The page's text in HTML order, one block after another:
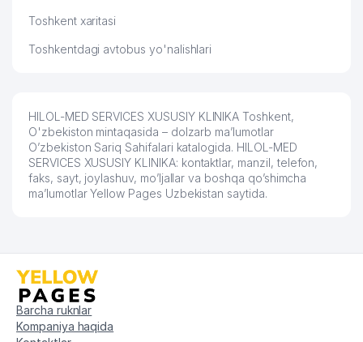
Toshkent xaritasi
Toshkentdagi avtobus yo'nalishlari
HILOL-MED SERVICES XUSUSIY KLINIKA Toshkent,
O'zbekiston mintaqasida – dolzarb ma’lumotlar
O’zbekiston Sariq Sahifalari katalogida. HILOL-MED
SERVICES XUSUSIY KLINIKA: kontaktlar, manzil, telefon,
faks, sayt, joylashuv, mo’ljallar va boshqa qo’shimcha
ma’lumotlar Yellow Pages Uzbekistan saytida.
Barcha ruknlar
Kompaniya haqida